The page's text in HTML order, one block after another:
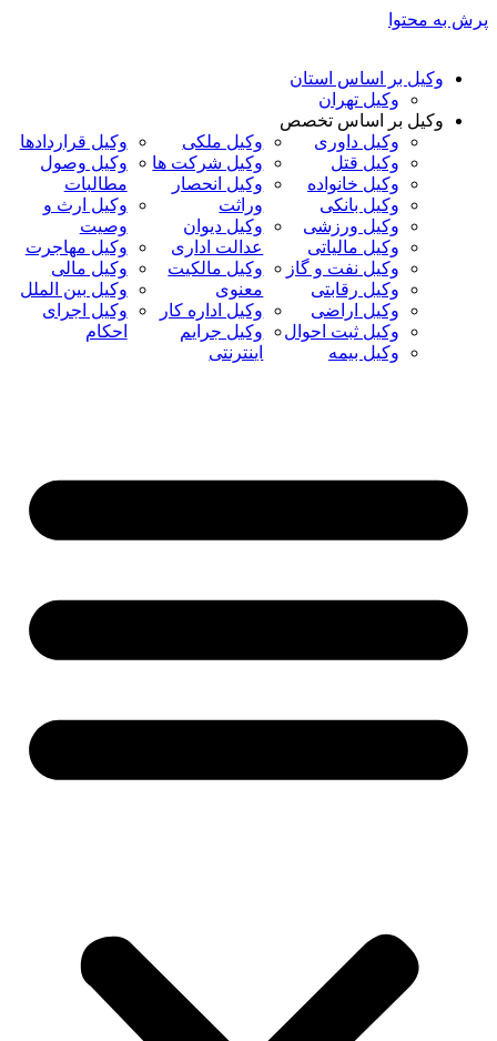
پرش به محتوا
وکیل بر اساس استان
وکیل تهران
وکیل بر اساس تخصص
وکیل داوری
وکیل قتل
وکیل خانواده
وکیل بانکی
وکیل ورزشی
وکیل مالیاتی
وکیل نفت و گاز
وکیل رقابتی
وکیل اراضی
وکیل ثبت احوال
وکیل بیمه
وکیل ملکی
وکیل شرکت ها
وکیل انحصار
وراثت
وکیل دیوان
عدالت اداری
وکیل مالکیت
معنوی
وکیل اداره کار
وکیل جرایم
اینترنتی
وکیل قراردادها
وکیل وصول
مطالبات
وکیل ارث و
وصیت
وکیل مهاجرت
وکیل مالی
وکیل بین الملل
وکیل اجرای
احکام